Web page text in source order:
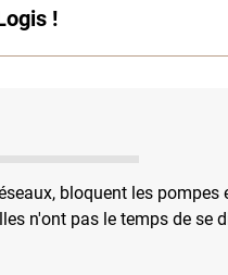
!
bloquent les pompes
n'ont pas le temps de se